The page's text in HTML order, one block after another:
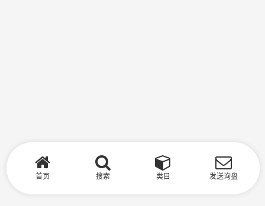
首页 搜索 类目 发送询盘